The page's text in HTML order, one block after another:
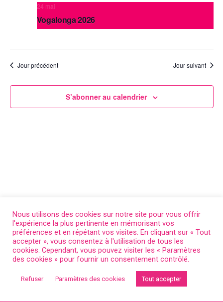
24 mai
Vogalonga 2026
Jour précédent Jour suivant
S’abonner au calendrier
Nous utilisons des cookies sur notre site pour vous offrir
l'expérience la plus pertinente en mémorisant vos
préférences et en répétant vos visites. En cliquant sur « Tout
accepter », vous consentez à l'utilisation de tous les
cookies. Cependant, vous pouvez visiter les « Paramètres
des cookies » pour fournir un consentement contrôlé.
Refuser Paramètres des cookies
Tout accepter
Retour au début